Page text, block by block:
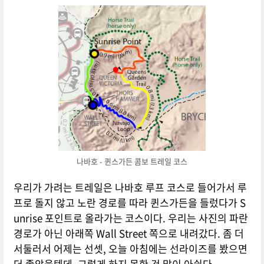
나바호 - 퀸스가든 콤보 트레일 코스
우리가 가려는 트레일은 나바호 루프 코스로 들어가서 루
프로 돌지 않고 노란 경로를 따라 퀸스가든을 들렀다가 S
unrise 포인트로 올라가는 코스이다. 우리는 사진의 파란
경로가 아닌 아래쪽 Wall Street 쪽으로 내려갔다. 좀 더
서둘러서 어제는 선셋, 오늘 아침에는 선라이즈를 봤으면